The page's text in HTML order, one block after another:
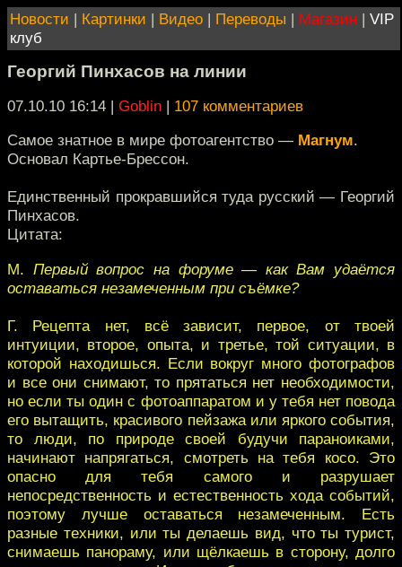
Новости | Картинки | Видео | Переводы | Магазин | VIP
клуб
Георгий Пинхасов на линии
07.10.10 16:14 | Goblin | 107 комментариев
Самое знатное в мире фотоагентство — Магнум.
Основал Картье-Брессон.
Единственный прокравшийся туда русский — Георгий
Пинхасов.
Цитата:
М. Первый вопрос на форуме — как Вам удаётся
оставаться незамеченным при съёмке?
Г. Рецепта нет, всё зависит, первое, от твоей
интуиции, второе, опыта, и третье, той ситуации, в
которой находишься. Если вокруг много фотографов
и все они снимают, то прятаться нет необходимости,
но если ты один с фотоаппаратом и у тебя нет повода
его вытащить, красивого пейзажа или яркого события,
то люди, по природе своей будучи параноиками,
начинают напрягаться, смотреть на тебя косо. Это
опасно для тебя самого и разрушает
непосредственность и естественность хода событий,
поэтому лучше оставаться незамеченным. Есть
разные техники, или ты делаешь вид, что ты турист,
снимаешь панораму, или щёлкаешь в сторону, долго